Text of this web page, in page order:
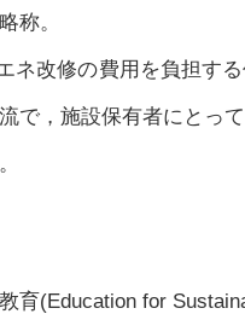
称。
ネ改修の費用を負担す
で，施設保有者にとっ
育(Education for